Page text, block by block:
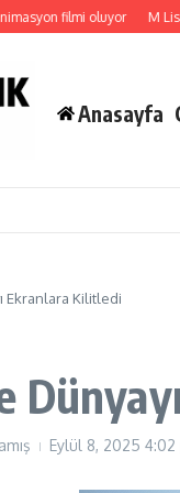
filmi oluyor M Lisa ve
Anasayfa
Ekranlara Kilitledi
Eylül 8, 2025 4:02